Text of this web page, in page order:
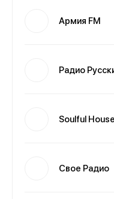
Армия FM
Радио
Soulful
Свое Радио